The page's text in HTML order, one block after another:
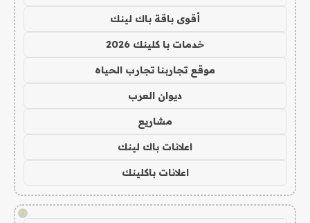
أقوى باقة باك لينك
خدمات با كلينك 2026
موقع تجاربنا تجارب الحياه
ديوان العرب
مشاريع
اعلانات باك لينك
اعلانات باكلينك
!